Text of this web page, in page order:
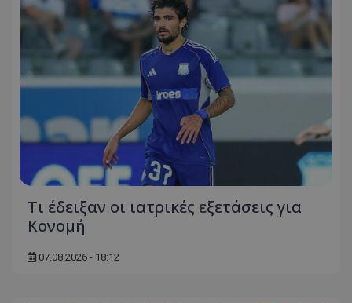
Τι έδειξαν οι ιατρικές εξετάσεις για
Κονομή
07.08.2026 - 18:12